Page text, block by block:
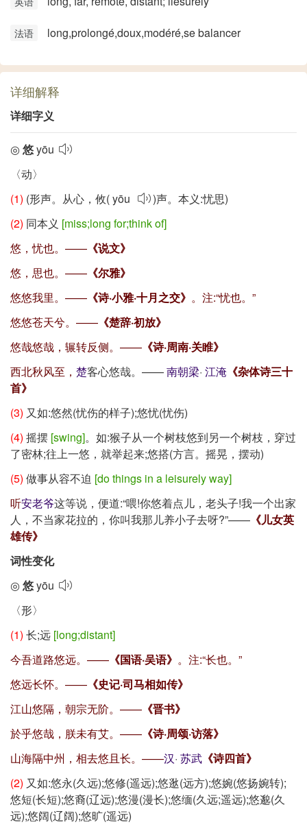
法语 long,prolongé,doux,modéré,se balancer
详细解释
详细字义
◎ 悠yōu
〈动〉
(1) (形声。从心，攸(yōu
)声。本义:忧思)
(2) 同本义 [miss;long for;think of]
悠，忧也。—— 《说文》
悠，思也。—— 《尔雅》
悠悠我里。—— 《诗·小雅·十月之交》 。注:“忧也。”
悠悠苍天兮。—— 《楚辞·初放》
悠哉悠哉，辗转反侧。—— 《诗·周南·关睢》
西北秋风至， 楚客心悠哉。——南朝梁· 江淹 《杂体诗三十
首》
(3) 又如:悠然(忧伤的样子);悠忧(忧伤)
(4) 摇摆 [swing]。如:猴子从一个树枝悠到另一个树枝，穿过
了密林;往上一悠，就举起来;悠搭(方言。摇晃，摆动)
(5) 做事从容不迫 [do things in a leisurely way]
听安老爷这等说，便道:“喂!你悠着点儿，老头子!我一个出家
人，不当家花拉的，你叫我那儿养小子去呀?”—— 《儿女英
雄传》
词性变化
◎ 悠yōu
〈形〉
(1) 长;远 [long;distant]
今吾道路悠远。—— 《国语·吴语》 。注:“长也。”
悠远长怀。—— 《史记·司马相如传》
江山悠隔，朝宗无阶。—— 《晋书》
於乎悠哉，朕未有艾。—— 《诗·周颂·访落》
山海隔中州，相去悠且长。——汉· 苏武 《诗四首》
(2) 又如:悠永(久远);悠修(遥远);悠逖(远方);悠婉(悠扬婉转);
悠短(长短);悠裔(辽远);悠漫(漫长);悠缅(久远;遥远);悠邈(久
远);悠阔(辽阔);悠旷(遥远)